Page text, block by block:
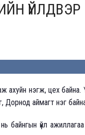
ҮЙЛДВЭР
нэгж, цех байна.
Дорнод аймагт нэг
байнгын үйл